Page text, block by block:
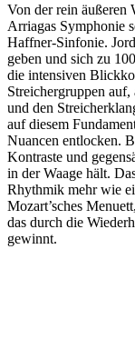
Von der rein
Arriagas Symphonie
Haffner-Sinfonie.
geben und sich zu
die intensiven
Streichergruppen
und den
auf diesem
Nuancen entlocken.
Kontraste und
in der Waage hält.
Rhythmik mehr wie
Mozart’sches
das durch die
gewinnt.